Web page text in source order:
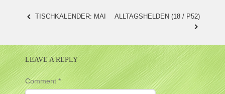
POST
NAVIGATION
TISCHKALENDER: MAI ALLTAGSHELDEN (18 / P52)
LEAVE A REPLY
Comment *